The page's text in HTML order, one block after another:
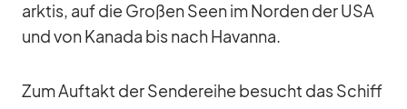
ark­tis, auf die Gro­ßen Seen im Nor­den der USA
und von Ka­nada bis nach Ha­vanna.
Zum Auf­takt der Sen­de­reihe be­sucht das Schiff